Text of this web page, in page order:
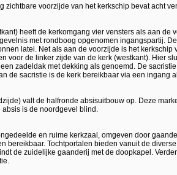
zichtbare voorzijde van het kerkschip bevat acht
heeft de kerkomgang vier vensters als aan de
met rondboog opgenomen ingangspartij.
latei. Net als aan de voorzijde is het kerkschip
voor de linker zijde van de kerk (westkant). Hier
zadeldak met dekking als genoemd. De
de sacristie is de kerk bereikbaar via een ingang
valt de halfronde absisuitbouw op. Deze
is de noordgevel blind.
en ruime kerkzaal, omgeven door
bereikbaar. Tochtportalen bieden vanuit de
de zuidelijke gaanderij met de doopkapel.